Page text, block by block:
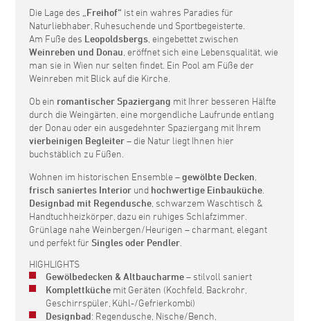
Die Lage des
„Freihof“ ist ein wahres Paradies für
Naturliebhaber, Ruhesuchende und Sportbegeisterte.
Am Fuße des Leopoldsbergs , eingebettet zwischen
Weinreben und Donau , eröffnet sich eine Lebensqualität, wie
man sie in Wien nur selten findet. Ein Pool am Füße der
Weinreben mit Blick auf die Kirche.
Ob ein romantischer Spaziergang mit Ihrer besseren Hälfte
durch die Weingärten, eine morgendliche Laufrunde entlang
der Donau oder ein ausgedehnter Spaziergang mit Ihrem
vierbeinigen Begleiter– die Natur liegt Ihnen hier
buchstäblich zu Füßen.
Wohnen im historischen Ensemble –gewölbte Decken
frisch saniertes Interior und hochwertige Einbauküche
Designbad mit Regendusche , schwarzem Waschtisch &
Handtuchheizkörper, dazu ein ruhiges Schlafzimmer.
Grünlage nahe Weinbergen/Heurigen – charmant, elegant
und perfekt für Singles oder Pendler
HIGHLIGHTS
Gewölbedecken & Altbaucharme– stilvoll saniert
Komplettküchemit Geräten (Kochfeld, Backrohr,
Geschirrspüler, Kühl-/Gefrierkombi)
Designbad: Regendusche, Nische/Bench,